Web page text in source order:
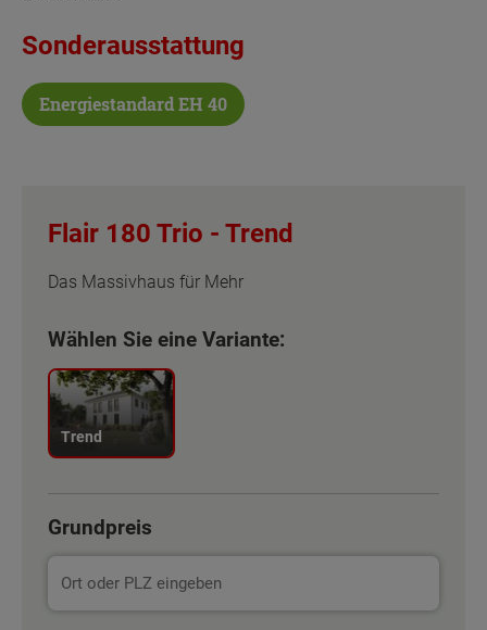
Sonderausstattung
Energiestandard EH 40
Flair 180 Trio - Trend
Das Massivhaus für Mehr
Wählen Sie eine Variante:
Trend
Grundpreis